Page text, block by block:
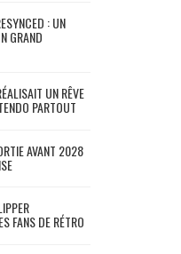
: UN
GRAND
UN RÊVE
PARTOUT
AVANT 2028
FANS DE RÉTRO